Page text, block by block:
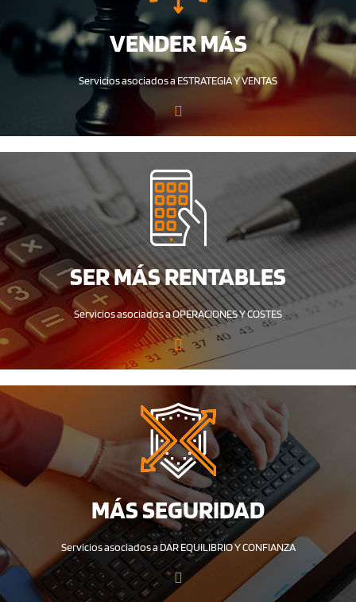
VENDER MÁS
Servicios asociados a ESTRATEGIA Y VENTAS
SER MÁS RENTABLES
Servicios asociados a OPERACIONES Y COSTES
MÁS SEGURIDAD
Servicios asociados a DAR EQUILIBRIO Y CONFIANZA